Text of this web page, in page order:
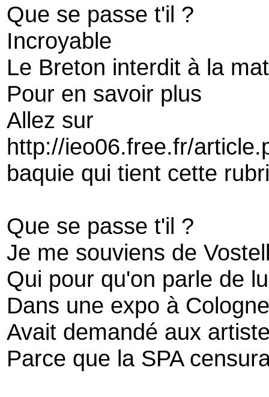
Que se passe t'il ?
Incroyable
Le Breton interdit à la
Pour en savoir plus
Allez sur
http://ieo06.free.fr/
baquie qui tient cette
Que se passe t'il ?
Je me souviens de
Qui pour qu'on parle de
Dans une expo à
Avait demandé aux
Parce que la SPA